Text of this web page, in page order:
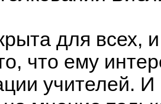
для всех,
что ему
учителей.